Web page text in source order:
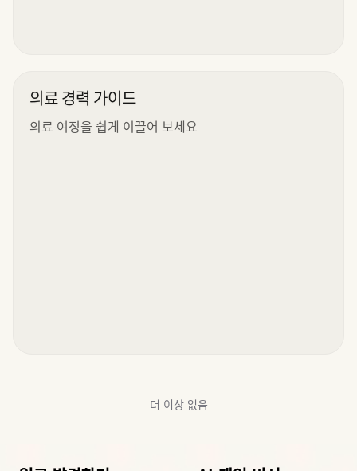
의료 경력 가이드
의료 여정을 쉽게 이끌어 보세요
더 이상 없음